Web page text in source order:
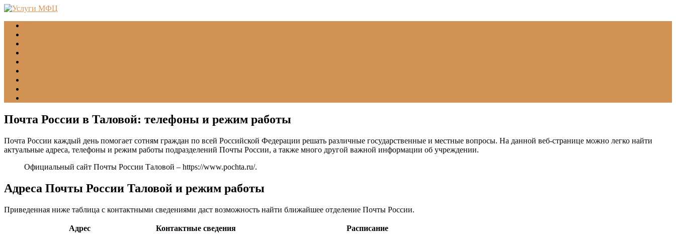
Почта России в Таловой: телефоны и режим работы
Почта России каждый день помогает сотням граждан по всей Российской Федерации решать различные государственные и местные вопросы. На данной веб-странице можно легко найти
актуальные адреса, телефоны и режим работы подразделений Почты России, а также много другой важной информации об учреждении.
Официальный сайт Почты России Таловой – https://www.pochta.ru/.
Адреса Почты России Таловой и режим работы
Приведенная ниже таблица с контактными сведениями даст возможность найти ближайшее отделение Почты России.
Адрес Контактные сведения Расписание